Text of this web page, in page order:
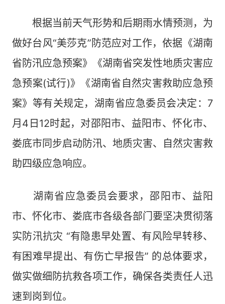
根据当前天气形势和后期雨水情预测，为
做好台风“美莎克”防范应对工作，依据《湖南
省防汛应急预案》《湖南省突发性地质灾害应
急预案(试行)》《湖南省自然灾害救助应急预
案》等有关规定，湖南省应急委员会决定：7
月4日12时起，对邵阳市、益阳市、怀化市、
娄底市同步启动防汛、地质灾害、自然灾害救
助四级应急响应。
湖南省应急委员会要求，邵阳市、益阳
市、怀化市、娄底市各级各部门要坚决贯彻落
实防汛抗灾 “有隐患早处置、有风险早转移、
有困难早提出、有伤亡早报告” 的总体要求，
做实做细防抗救各项工作，确保各类责任人迅
速到岗到位。